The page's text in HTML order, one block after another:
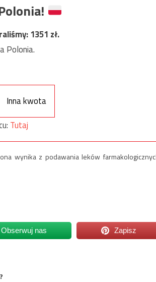
1351 zł.
Polonia.
Inna kwota
Tutaj
wynika z podawania leków
Obserwuj nas Zapisz